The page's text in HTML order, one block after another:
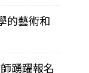
的藝術和
踴躍報名